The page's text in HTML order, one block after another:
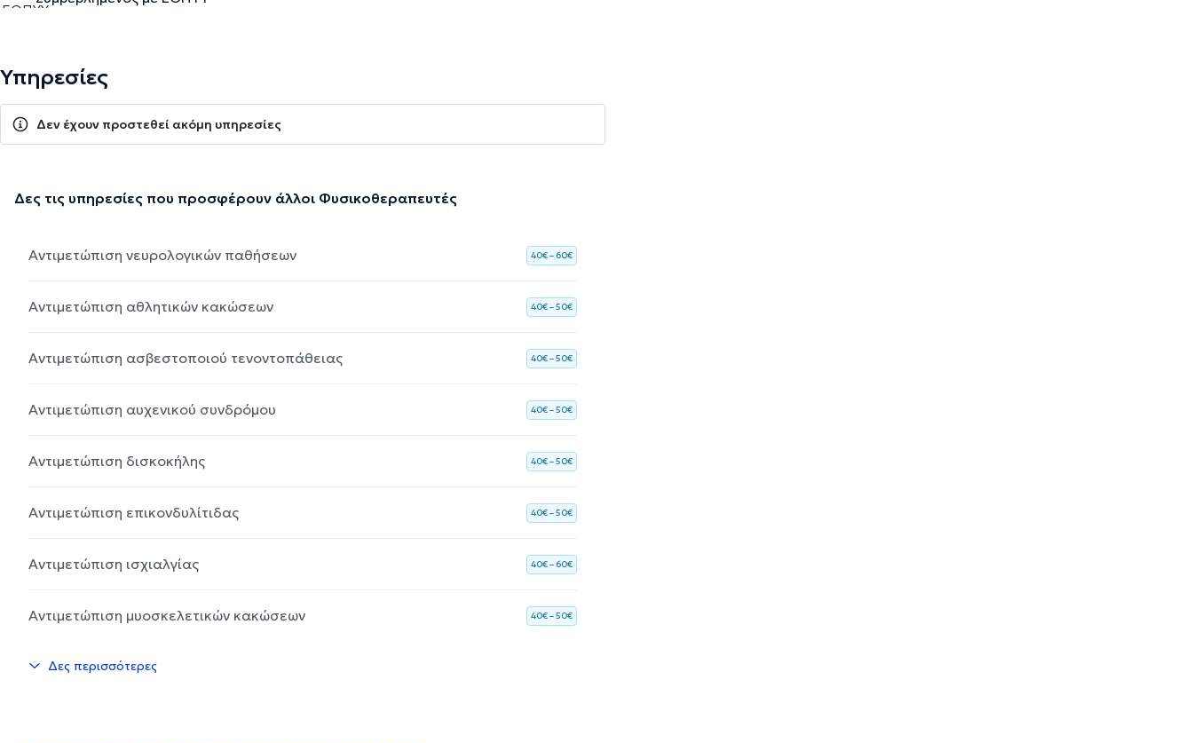
Υπηρεσίες
Δεν έχουν προστεθεί ακόμη υπηρεσίες
Δες τις υπηρεσίες που προσφέρουν άλλοι Φυσικοθεραπευτές
Αντιμετώπιση νευρολογικών παθήσεων 40€ – 60€
Αντιμετώπιση αθλητικών κακώσεων 40€ – 50€
Αντιμετώπιση ασβεστοποιού τενοντοπάθειας 40€ – 50€
Αντιμετώπιση αυχενικού συνδρόμου 40€ – 50€
Αντιμετώπιση δισκοκήλης 40€ – 50€
Αντιμετώπιση επικονδυλίτιδας 40€ – 50€
Αντιμετώπιση ισχιαλγίας 40€ – 60€
Αντιμετώπιση μυοσκελετικών κακώσεων 40€ – 50€
Δες περισσότερες